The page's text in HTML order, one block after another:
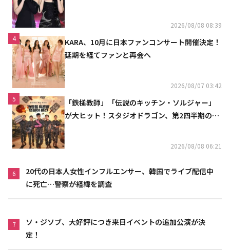
2026/08/08 08:39
4
KARA、10月に日本ファンコンサート開催決定！
延期を経てファンと再会へ
2026/08/07 03:42
5
「鉄槌教師」「伝説のキッチン・ソルジャー」
が大ヒット！スタジオドラゴン、第2四半期の売
2026/08/08 06:21
6
20代の日本人女性インフルエンサー、韓国でライブ配信中
に死亡…警察が経緯を調査
7
ソ・ジソブ、大好評につき来日イベントの追加公演が決
定！